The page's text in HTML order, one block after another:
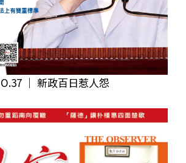
│ 新政百日惹人怨